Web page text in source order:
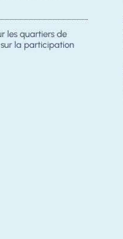
les quartiers de
la participation